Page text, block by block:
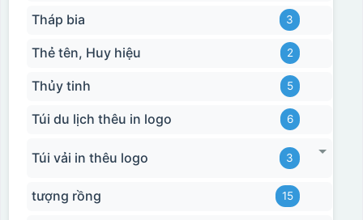
Tháp bia 3
Thẻ tên, Huy hiệu 2
Thủy tinh 5
Túi du lịch thêu in logo 6
Túi vải in thêu logo 3
tượng rồng 15